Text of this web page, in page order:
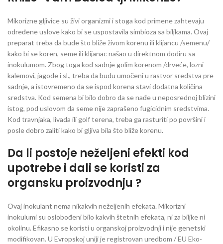
Mikorizne gljivice su živi organizmi i stoga kod primene zahtevaju
određene uslove kako bi se uspostavila simbioza sa biljkama. Ovaj
preparat treba da bude što bliže živom korenu ili klijancu /semenu/
kako bi se koren, seme ili klijanac našao u direktnom dodiru sa
inokulumom. Zbog toga kod sadnje golim korenom /drveće, lozni
kalemovi, jagode i sl., treba da budu umočeni u rastvor sredstva pre
sadnje, a istovremeno da se ispod korena stavi dodatna količina
sredstva. Kod semena bi bilo dobro da se nađe u neposrednoj blizini
istog, pod uslovom da seme nije zaprašeno fugicidnim sredstvima.
Kod travnjaka, livada ili golf terena, treba ga rasturiti po površini i
posle dobro zaliti kako bi gljiva bila što bliže korenu.
Da li postoje neželjeni efekti kod
upotrebe i dali se koristi za
organsku proizvodnju ?
Ovaj inokulant nema nikakvih neželjenih efekata. Mikorizni
inokulumi su oslobođeni bilo kakvih štetnih efekata, ni za biljke ni
okolinu. Efikasno se koristi u organskoj proizvodnji i nije genetski
modifikovan. U Evropskoj uniji je registrovan uredbom / EU Eko-